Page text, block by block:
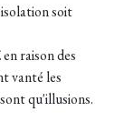
soit
raison des
vanté les
qu'illusions.